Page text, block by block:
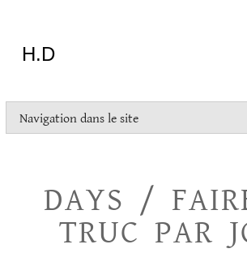
H.D
Navigation dans le site
DAYS /
TRUC PAR